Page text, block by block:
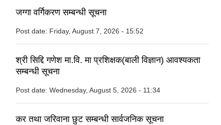
जग्गा वर्गिकरण सम्बन्धी सूचना
Post date: Friday, August 7, 2026 - 15:52
श्री सिद्दि गणेश मा.वि. मा प्रशिक्षक(बाली विज्ञान) आवश्यकता
सम्बन्धी सूचना
Post date: Wednesday, August 5, 2026 - 11:34
कर तथा जरिवाना छुट सम्बन्धी सार्वजनिक सूचना